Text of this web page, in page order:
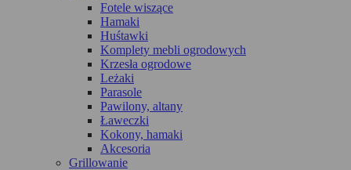
Fotele wiszące
Hamaki
Huśtawki
Komplety mebli ogrodowych
Krzesła ogrodowe
Leżaki
Parasole
Pawilony, altany
Ławeczki
Kokony, hamaki
Akcesoria
Grillowanie